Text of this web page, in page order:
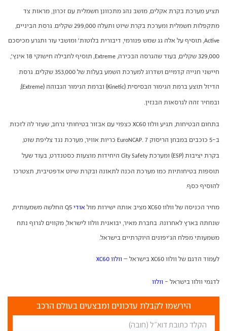
תציע מערכת בקרת אקלים, מושב נהג מתכוונן חשמלית עם זכרון, מראות צד
מתקפלות חשמלית ומערכת בקרת שיוט ותעלה 299,000 שקלים. גרסת הביניים,
Active, תוסיף על אלה גג שמש פנורמי, דיבורית בלוטות' ומושבי עור ותגרע מכיסכם
329,000 שקלים, בעוד שהגרסה הבכירה, Extreme , תוסיף לחבילה חישוקי 18 אינץ',
חיישני חנייה קדמיים ושדרוג למערכת השמע בעלות של 353,000 שקלים. גרסת
הדיזל תוצע ברמת הגימור הבסיסית (Kinetic) וברמת הגימור הגבוהה (Extreme
),
ובמחיר זהה לגרסאות הבנזין.
בתחום הבטיחות, תגיע וולוו XC 60 כצפוי עם אבזור בטיחותי נרחב, שעזר לה לזכות
ב-5 כוכבים במבחן הריסוק EuroNCAP . 7 כריות אוויר, מערכת נגד צליפת שוט,
בקרת יציבות (ESP) ומערכתCity Safety היחידות מוצעות כסטנדרט, בעוד שעל
תוספות בטיחותיות כמו מערכת הכנה לתאונה ובקרת שיוט אדפטיבית, תצטרכו
להוסיף כסף.
מחיר הכניסה של וולוו XC60 מציב אותה ישירות מול אודי Q 5 החלשה משמעותית,
שנחתה בארץ לאחרונה. בחברת מאיר, יבואנית וולוו לישראל, מקווים לגרוף נתח
משמעותי מפלח הג'יפונים היוקרתיים בישראל.
לעמוד הדגם של וולוו XC60 בישראל – וולוו XC60
לדגמי וולוו בישראל - וולוו
הירשמו לקבלת עדכונים ומבצעים בעולם הרכב